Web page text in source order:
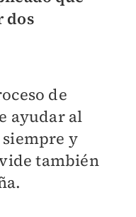
dos
de
ayudar al
y
también